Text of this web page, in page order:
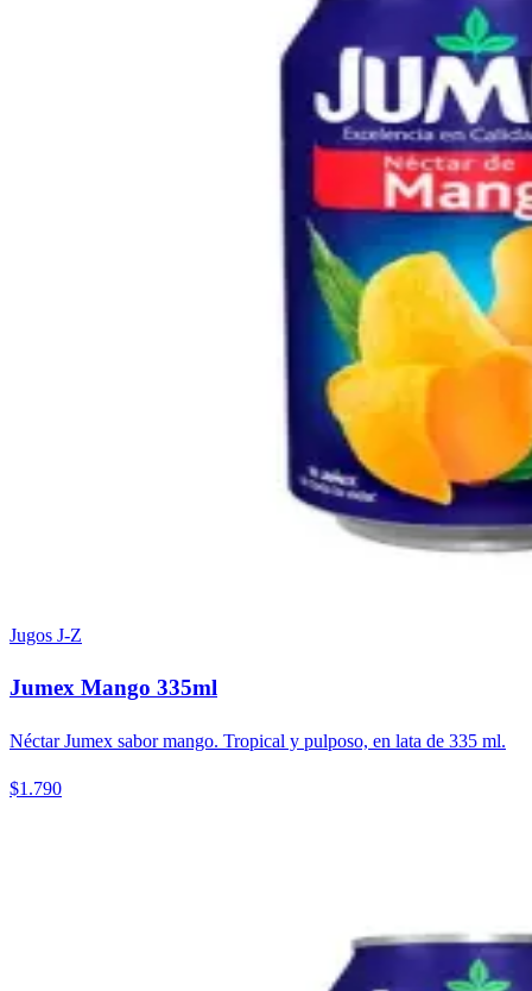
Jugos J-Z
Jumex Mango 335ml
Néctar Jumex sabor mango. Tropical y pulposo, en lata de 335 ml.
$1.790